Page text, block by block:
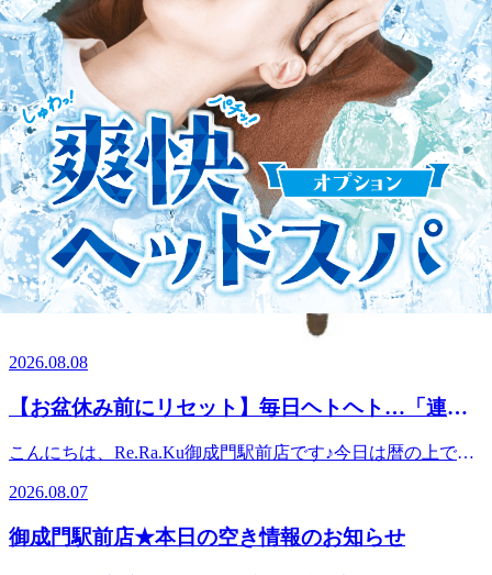
▼イトーヨーカドー大森店
https://seranabi.jp/job/40f82633
ーーーーーーーーーーーーーーーーーーーーーーーー
WEB予約する
電話予約する03-6452-9227
最近のブログ
御成門駅前店★本日の空き情報のお知らせ
こんにちは！Re.Ra.Ku御成門駅前店です！夏本番！都内で
れきる前に、お身体のメンテナンスをしっかりと行いましょ
う！ 本日のおすすめは【ボディケア60分+爽快ヘッドスパ20
分】です!全身をしっかりほぐした後に、ひんやり爽快な炭
よるお疲れが気になるこの時期におすすめの組み合わせで
す。※-5℃の炭酸泡!気になる方は1プッシュ￥110でお試し
知らせ8月8日(火) 11:00～19:30 スタッフ一同ご来店を心より
お待ちしております。━━━━━━━━━━━━━━━スト
2026.08.08
【お盆休み前にリセット】毎日ヘトヘト…「連休
こんにちは、Re.Ra.Ku御成門駅前店です♪今日は暦の上では
が、ビジネス街はまだまだ厳しい猛暑が続いていますね。気
がつけば8月も上旬が終わり、まもなくお盆休みという方も
多いのではないでしょうか?連休が待ち遠しい反面、オフィ
2026.08.07
御成門駅前店★本日の空き情報のお知らせ